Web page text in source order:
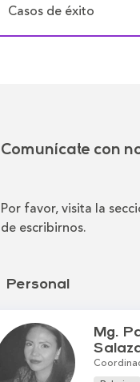
Casos de éxito
Comunícate con
Por favor, visita la
de escribirnos.
Personal
Mg.